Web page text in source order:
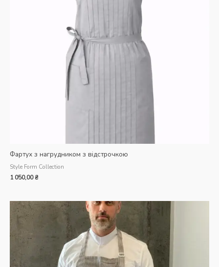
Фартух з нагрудником з відстрочкою
Style Form Collection
1 050,00₴